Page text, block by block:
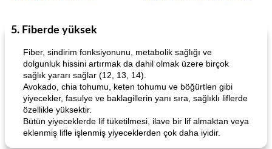
105
World Cuisine
Angela's Awesome Enchiladas Pop's Roast Turkey Sandwich
5. Fiberde yüksek
Fiber, sindirim fonksiyonunu, metabolik sağlığı ve
dolgunluk hissini artırmak da dahil olmak üzere birçok
sağlık yararı sağlar (12, 13, 14).
Avokado, chia tohumu, keten tohumu ve böğürtlen gibi
yiyecekler, fasulye ve baklagillerin yanı sıra, sağlıklı liflerde
özellikle yüksektir.
Bütün yiyeceklerde lif tüketilmesi, ilave bir lif almaktan veya
eklenmiş lifle işlenmiş yiyeceklerden çok daha iyidir.